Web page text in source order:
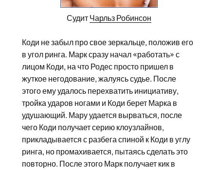
Судит Чарльз Робинсон
Коди не забыл про свое зеркальце, положив его
в угол ринга. Марк сразу начал «работать» с
лицом Коди, на что Родес просто пришел в
жуткое негодование, жалуясь судье. После
этого ему удалось перехватить инициативу,
тройка ударов ногами и Коди берет Марка в
удушающий. Мару удается вырваться, после
чего Коди получает серию клоузлайнов,
прикладывается с разбега спиной к Коди в углу
ринга, но промахивается, пытаясь сделать это
повторно. После этого Марк получает кик в